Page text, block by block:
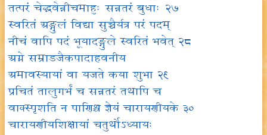
तत्परं चेद्भवेन्नीचमाहुः सन्नतरं बुधाः २७
स्वरितं अङ्गुलं विद्या सुच्चैर्यत्र परं पदम्
नीचं वापि पदं भूयादङ्गुले स्वरितं भवेत् २८
अग्ने सम्राडजैकपादाहवनीय
अमावस्यायां वा यजते कया शुभा २९
प्रचितं तालुगर्भं च सन्नतरं तथापि च
वाक्स्पृशति न पाणिश्च ज्ञेयं चारायणीयके ३०
चारायणीयशिक्षायां चतुर्थोऽध्यायः